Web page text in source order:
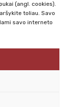
(angl. cookies).
toliau. Savo
savo interneto